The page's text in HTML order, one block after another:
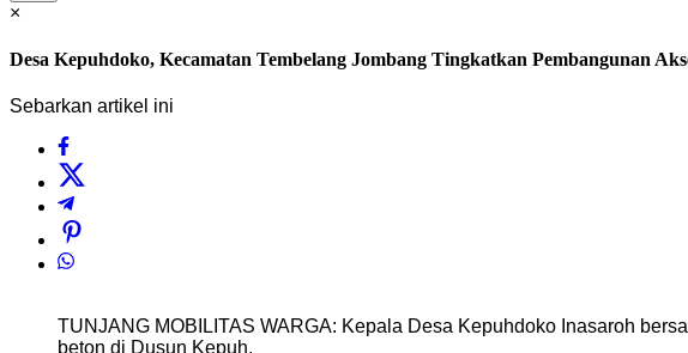
×
Desa Kepuhdoko, Kecamatan Tembelang Jombang Tingkatkan Pembangunan
Sebarkan artikel ini
TUNJANG MOBILITAS WARGA: Kepala Desa Kepuhdoko Inasaroh
beton di Dusun Kepuh.